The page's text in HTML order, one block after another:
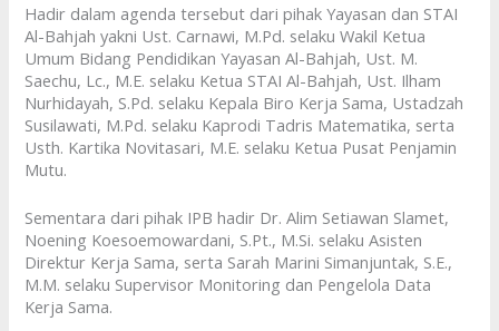
Hadir dalam agenda tersebut dari pihak Yayasan dan STAI
Al-Bahjah yakni Ust. Carnawi, M.Pd. selaku Wakil Ketua
Umum Bidang Pendidikan Yayasan Al-Bahjah, Ust. M.
Saechu, Lc., M.E. selaku Ketua STAI Al-Bahjah, Ust. Ilham
Nurhidayah, S.Pd. selaku Kepala Biro Kerja Sama, Ustadzah
Susilawati, M.Pd. selaku Kaprodi Tadris Matematika, serta
Usth. Kartika Novitasari, M.E. selaku Ketua Pusat Penjamin
Mutu.
Sementara dari pihak IPB hadir Dr. Alim Setiawan Slamet,
Noening Koesoemowardani, S.Pt., M.Si. selaku Asisten
Direktur Kerja Sama, serta Sarah Marini Simanjuntak, S.E.,
M.M. selaku Supervisor Monitoring dan Pengelola Data
Kerja Sama.